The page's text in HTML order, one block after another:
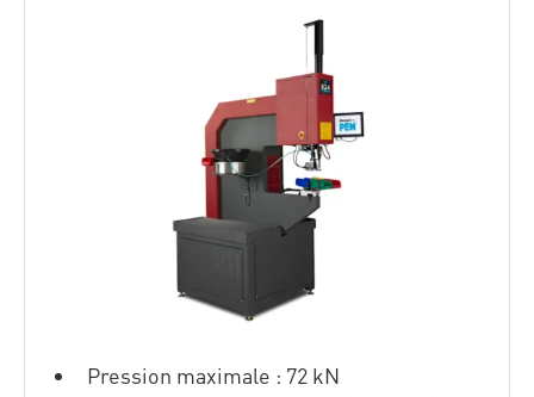
Pression maximale : 72 kN